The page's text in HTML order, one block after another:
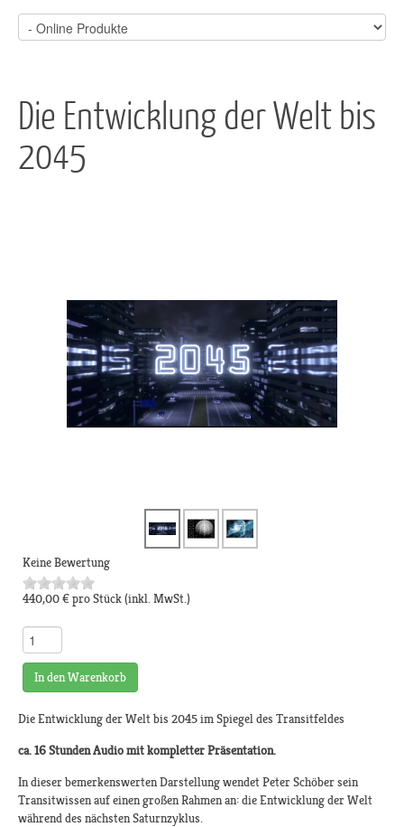
Die Entwicklung der Welt bis
2045
Keine Bewertung
440,00 €pro Stück(inkl. MwSt.)
In den Warenkorb
Die Entwicklung der Welt bis 2045 im Spiegel des Transitfeldes
ca. 16 Stunden Audio mit kompletter Präsentation.
In dieser bemerkenswerten Darstellung wendet Peter Schöber sein
Transitwissen auf einen großen Rahmen an: die Entwicklung der Welt
während des nächsten Saturnzyklus.